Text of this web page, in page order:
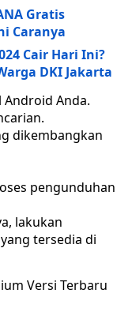
Gratis
Caranya
Cair Hari Ini?
DKI Jakarta
Android Anda.
dikembangkan
pengunduhan
lakukan
tersedia di
Versi Terbaru